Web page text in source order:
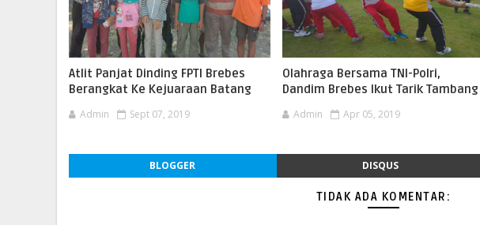
Atlit Panjat Dinding FPTI Brebes
Berangkat Ke Kejuaraan Batang
Admin Sept 07, 2019
Olahraga Bersama TNI-Polri,
Dandim Brebes Ikut Tarik Tambang
Admin Apr 05, 2019
BLOGGER DISQUS
TIDAK ADA KOMENTAR: